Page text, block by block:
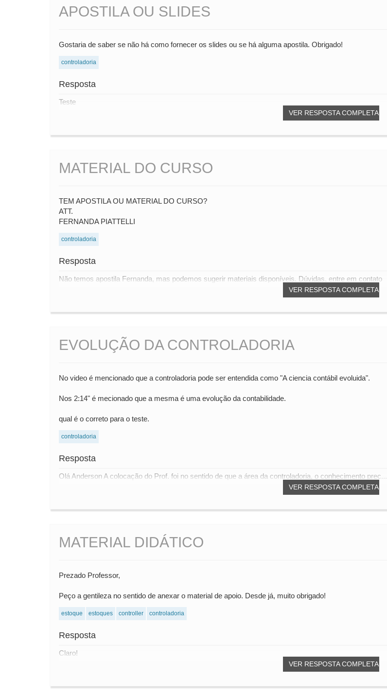
APOSTILA OU SLIDES
Gostaria de saber se não há como fornecer os slides ou se há alguma apostila. Obrigado!
controladoria
Resposta
VER RESPOSTA COMPLETA
Teste
MATERIAL DO CURSO
TEM APOSTILA OU MATERIAL DO CURSO?
ATT.
FERNANDA PIATTELLI
controladoria
Resposta
VER RESPOSTA COMPLETA
Não temos apostila Fernanda, mas podemos sugerir materiais disponíveis. Dúvidas, entre em contato
EVOLUÇÃO DA CONTROLADORIA
No video é mencionado que a controladoria pode ser entendida como "A ciencia contábil evoluida".
Nos 2:14" é mecionado que a mesma é uma evolução da contabilidade.
qual é o correto para o teste.
controladoria
Resposta
VER RESPOSTA COMPLETA
Olá Anderson A colocação do Prof. foi no sentido de que a área da controladoria, o conhecimento prec...
MATERIAL DIDÁTICO
Prezado Professor,
Peço a gentileza no sentido de anexar o material de apoio. Desde já, muito obrigado!
estoque estoques controller controladoria
Resposta
VER RESPOSTA COMPLETA
Claro!